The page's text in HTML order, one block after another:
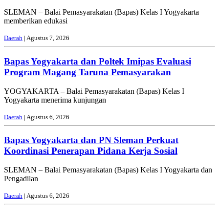
SLEMAN – Balai Pemasyarakatan (Bapas) Kelas I Yogyakarta
memberikan edukasi
Daerah | Agustus 7, 2026
Bapas Yogyakarta dan Poltek Imipas Evaluasi
Program Magang Taruna Pemasyarakan
YOGYAKARTA – Balai Pemasyarakatan (Bapas) Kelas I
Yogyakarta menerima kunjungan
Daerah | Agustus 6, 2026
Bapas Yogyakarta dan PN Sleman Perkuat
Koordinasi Penerapan Pidana Kerja Sosial
SLEMAN – Balai Pemasyarakatan (Bapas) Kelas I Yogyakarta dan
Pengadilan
Daerah | Agustus 6, 2026